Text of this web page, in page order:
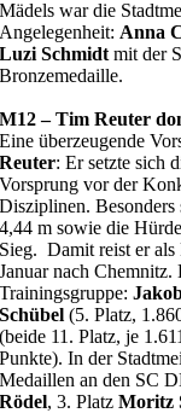
Mädels war die
Angelegenheit: Anna
Luzi Schmidt mit der
Bronzemedaille.
M12 – Tim Reuter
Eine überzeugende
Reuter: Er setzte sich
Vorsprung vor der
Disziplinen.
4,44 m sowie die
Sieg. Damit reist er als
Januar nach
Trainingsgruppe:
Schübel (5. Platz,
(beide 11. Platz, je
Punkte). In der
Medaillen an den SC
Rödel, 3. PlatzMoritz